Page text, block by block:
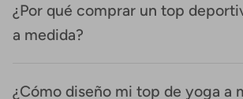
¿Por qué comprar un top
a medida?
¿Cómo diseño mi top de yoga a